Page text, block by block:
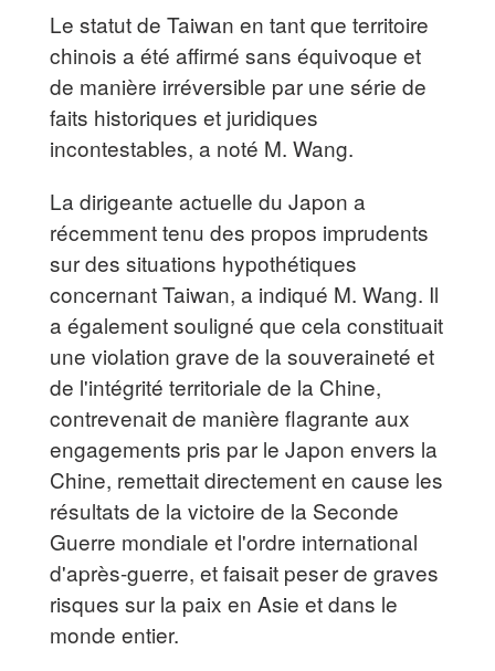
Le statut de Taiwan en tant que territoire
chinois a été affirmé sans équivoque et
de manière irréversible par une série de
faits historiques et juridiques
incontestables, a noté M. Wang.
La dirigeante actuelle du Japon a
récemment tenu des propos imprudents
sur des situations hypothétiques
concernant Taiwan, a indiqué M. Wang. Il
a également souligné que cela constituait
une violation grave de la souveraineté et
de l'intégrité territoriale de la Chine,
contrevenait de manière flagrante aux
engagements pris par le Japon envers la
Chine, remettait directement en cause les
résultats de la victoire de la Seconde
Guerre mondiale et l'ordre international
d'après-guerre, et faisait peser de graves
risques sur la paix en Asie et dans le
monde entier.